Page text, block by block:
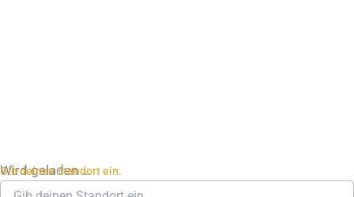
Wird geladen …
Gib deinen Standort ein.